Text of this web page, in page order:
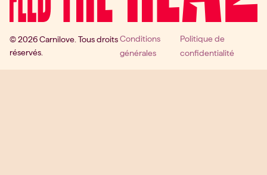
© 2026 Carnilove. Tous droits
réservés.
Conditions
générales
Politique de
confidentialité